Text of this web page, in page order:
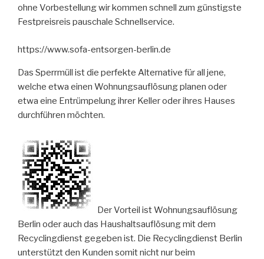
ohne Vorbestellung wir kommen schnell zum günstigste
Festpreisreis pauschale Schnellservice.
https://www.sofa-entsorgen-berlin.de
Das Sperrmüll ist die perfekte Alternative für all jene,
welche etwa einen Wohnungsauflösung planen oder
etwa eine Entrümpelung ihrer Keller oder ihres Hauses
durchführen möchten.
Der Vorteil ist Wohnungsauflösung
Berlin oder auch das Haushaltsauflösung mit dem
Recyclingdienst gegeben ist. Die Recyclingdienst Berlin
unterstützt den Kunden somit nicht nur beim